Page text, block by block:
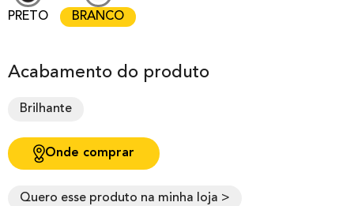
PRETO BRANCO
Acabamento do produto
Brilhante
Onde comprar
Quero esse produto na minha loja >